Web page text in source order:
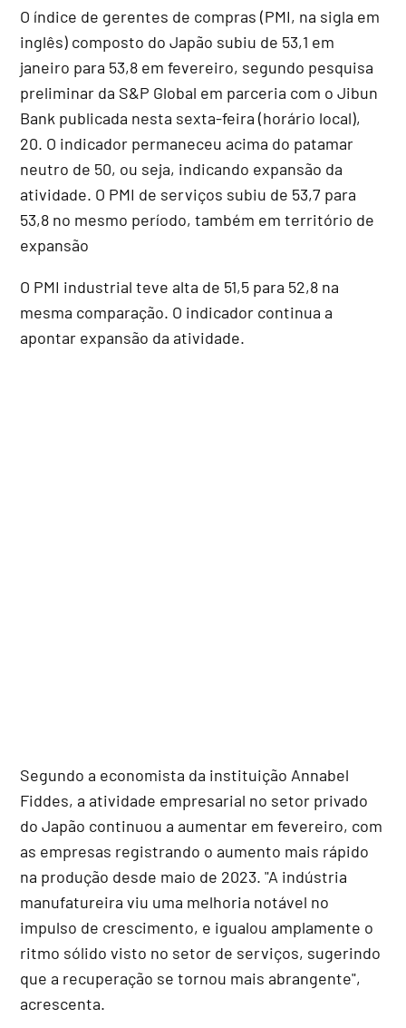
O índice de gerentes de compras (PMI, na sigla em
inglês) composto do Japão subiu de 53,1 em
janeiro para 53,8 em fevereiro, segundo pesquisa
preliminar da S&P Global em parceria com o Jibun
Bank publicada nesta sexta-feira (horário local),
20. O indicador permaneceu acima do patamar
neutro de 50, ou seja, indicando expansão da
atividade. O PMI de serviços subiu de 53,7 para
53,8 no mesmo período, também em território de
expansão
O PMI industrial teve alta de 51,5 para 52,8 na
mesma comparação. O indicador continua a
apontar expansão da atividade.
Segundo a economista da instituição Annabel
Fiddes, a atividade empresarial no setor privado
do Japão continuou a aumentar em fevereiro, com
as empresas registrando o aumento mais rápido
na produção desde maio de 2023. "A indústria
manufatureira viu uma melhoria notável no
impulso de crescimento, e igualou amplamente o
ritmo sólido visto no setor de serviços, sugerindo
que a recuperação se tornou mais abrangente",
acrescenta.